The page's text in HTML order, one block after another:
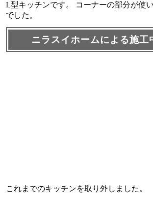
L型キッチンです。 コーナーの部分が使
でした。
ニラスイホームによる施工
これまでのキッチンを取り外しました。